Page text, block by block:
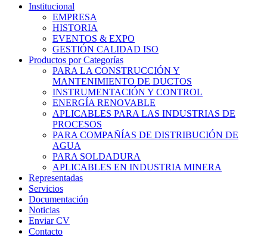
Institucional
EMPRESA
HISTORIA
EVENTOS & EXPO
GESTIÓN CALIDAD ISO
Productos por Categorías
PARA LA CONSTRUCCIÓN Y
MANTENIMIENTO DE DUCTOS
INSTRUMENTACIÓN Y CONTROL
ENERGÍA RENOVABLE
APLICABLES PARA LAS INDUSTRIAS DE
PROCESOS
PARA COMPAÑÍAS DE DISTRIBUCIÓN DE
AGUA
PARA SOLDADURA
APLICABLES EN INDUSTRIA MINERA
Representadas
Servicios
Documentación
Noticias
Enviar CV
Contacto